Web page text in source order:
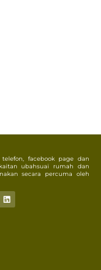
facebook page dan
ubahsuai rumah dan
secara percuma oleh